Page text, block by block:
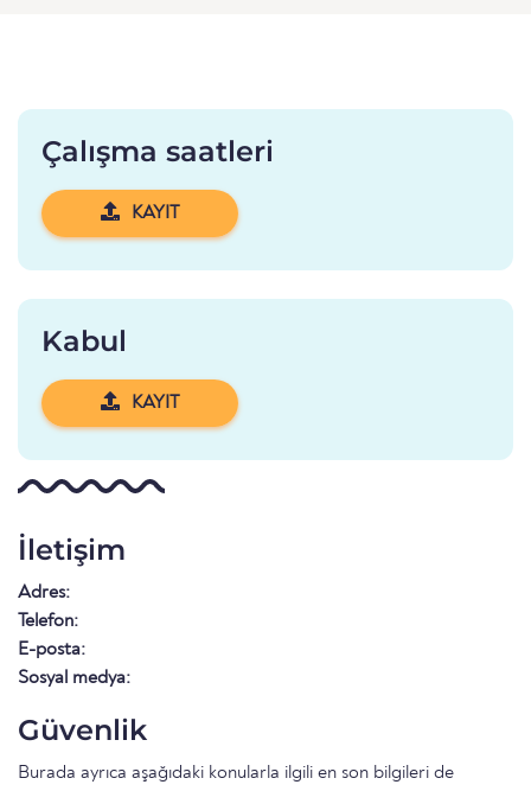
Çalışma saatleri
KAYIT
Kabul
KAYIT
İletişim
Adres:
Telefon:
E-posta:
Sosyal medya:
Güvenlik
Burada ayrıca aşağıdaki konularla ilgili en son bilgileri de